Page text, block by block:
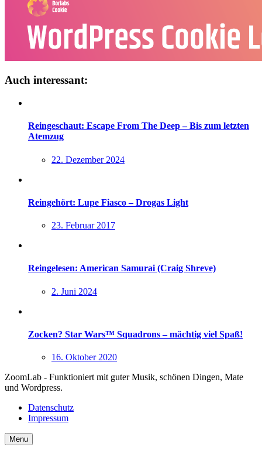
Auch interessant:
Reingeschaut: Escape From The Deep – Bis zum letzten
Atemzug
22. Dezember 2024
Reingehört: Lupe Fiasco – Drogas Light
23. Februar 2017
Reingelesen: American Samurai (Craig Shreve)
2. Juni 2024
Zocken? Star Wars™ Squadrons – mächtig viel Spaß!
16. Oktober 2020
ZoomLab - Funktioniert mit guter Musik, schönen Dingen, Mate
und Wordpress.
Datenschutz
Impressum
Menu